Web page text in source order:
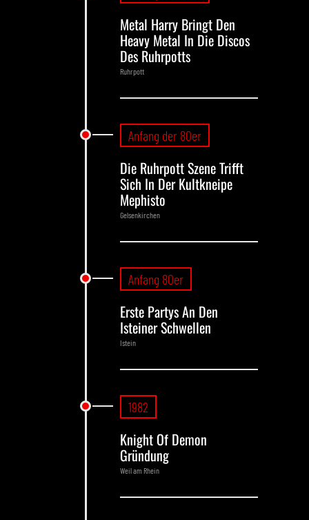
Metal Harry Bringt Den
Heavy Metal In Die Discos
Des Ruhrpotts
Ruhrpott
Anfang der 80er
Die Ruhrpott Szene Trifft
Sich In Der Kultkneipe
Mephisto
Gelsenkirchen
Anfang 80er
Erste Partys An Den
Isteiner Schwellen
Istein
1982
Knight Of Demon
Gründung
Weil am Rhein